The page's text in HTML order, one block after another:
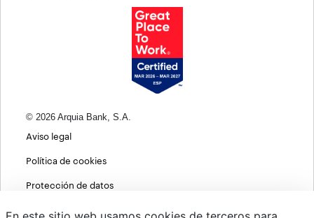
© 2026 Arquia Bank, S.A.
Aviso legal
Política de cookies
Protección de datos
Política de privacidad web